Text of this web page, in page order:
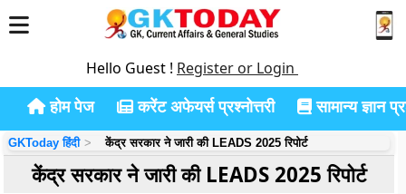
Hello Guest ! Register or Login
होम पेज करेंट अफेयर्स प्रश्नोत्तरी सामान्य ज्ञान
GKToday हिंदी केंद्र सरकार ने जारी की LEADS 2025 रिपोर्ट
केंद्र सरकार ने जारी की LEADS 2025 रिपोर्ट